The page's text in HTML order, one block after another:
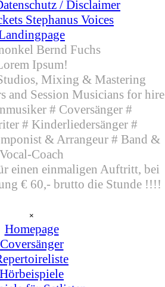
/ Disclaimer
Stephanus Voices
Bernd Fuchs
Ipsum!
Mixing & Mastering
and Session Musicians for hire
# Coversänger #
# Kinderliedersänger #
& Arrangeur # Band &
Vocal-Coach
einen einmaligen Auftritt, bei
€ 60,- brutto die Stunde !!!!
×
Homepage
Coversänger▼
Hörbeispiele